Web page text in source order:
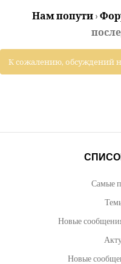
Уведомления
Сообщения
Настройки
Пользователи
Нам попути ›
К сожалению, обсуждений
Самые
Новые
Новые